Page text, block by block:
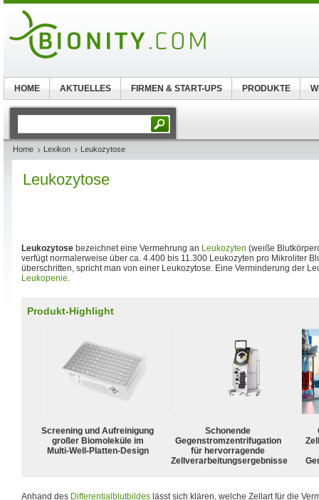
Home Lexikon Leukozytose
Leukozytose
Leukozytose bezeichnet eine Vermehrung an Leukozyten (weiße
verfügt normalerweise über ca. 4.400 bis 11.300 Leukozyten pro Mikroliter
überschritten, spricht man von einer Leukozytose. Eine Verminderung der
Leukopenie.
Produkt-Highlight
Screening und Aufreinigung
großer Biomoleküle im
Multi-Well-Platten-Design
Schonende
Gegenstromzentrifugation
für hervorragende
Zellverarbeitungsergebnisse
Anhand des Differentialblutbildes lässt sich klären, welche Zellart für die
HOME AKTUELLES FIRMEN & START-UPS PRODUKTE